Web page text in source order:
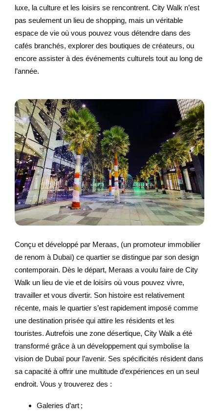
luxe, la culture et les loisirs se rencontrent. City Walk n’est
pas seulement un lieu de shopping, mais un véritable
espace de vie où vous pouvez vous détendre dans des
cafés branchés, explorer des boutiques de créateurs, ou
encore assister à des événements culturels tout au long de
l’année.
Conçu et développé par Meraas, (un promoteur immobilier
de renom à Dubaï) ce quartier se distingue par son design
contemporain. Dès le départ, Meraas a voulu faire de City
Walk un lieu de vie et de loisirs où vous pouvez vivre,
travailler et vous divertir. Son histoire est relativement
récente, mais le quartier s’est rapidement imposé comme
une destination prisée qui attire les résidents et les
touristes. Autrefois une zone désertique, City Walk a été
transformé grâce à un développement qui symbolise la
vision de Dubaï pour l’avenir. Ses spécificités résident dans
sa capacité à offrir une multitude d’expériences en un seul
endroit. Vous y trouverez des :
Galeries d’art ;